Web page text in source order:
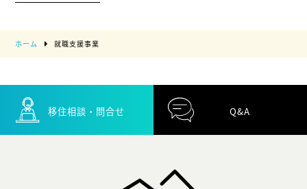
ホーム 就職支援事業
移住相談・問合せ Q&A